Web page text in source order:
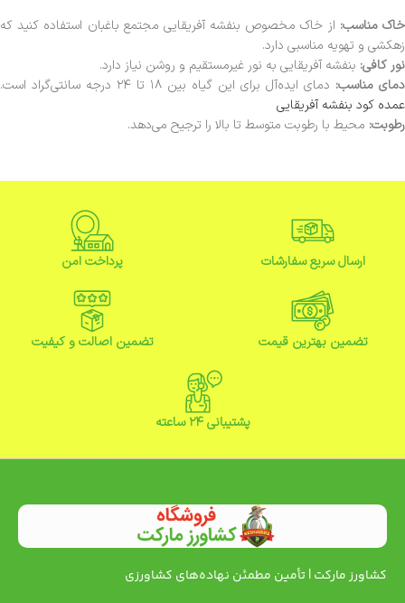
خاک مناسب: از خاک مخصوص بنفشه آفریقایی مجتمع باغبان استفاده کنید که
زهکشی و تهویه مناسبی دارد.
نور کافی: بنفشه آفریقایی به نور غیرمستقیم و روشن نیاز دارد.
دمای مناسب: دمای ایده‌آل برای این گیاه بین ۱۸ تا ۲۴ درجه سانتی‌گراد است.
عمده کود بنفشه آفریقایی
رطوبت: محیط با رطوبت متوسط تا بالا را ترجیح می‌دهد.
ارسال سریع سفارشات پرداخت امن
تضمین بهترین قیمت تضمین اصالت و کیفیت
پشتیبانی ۲۴ ساعته
کشاورز مارکت | تأمین مطمئن نهاده‌های کشاورزی